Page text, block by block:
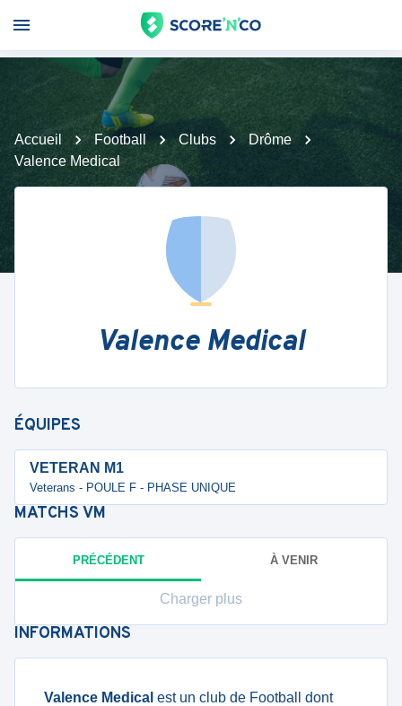
Accueil Football Clubs
Drôme
Valence Medical
Valence Medical
ÉQUIPES
VETERAN M1
Veterans - POULE F - PHASE UNIQUE
MATCHS VM
PRÉCÉDENT À VENIR
Charger plus
INFORMATIONS
Valence Medical est un club de Football dont